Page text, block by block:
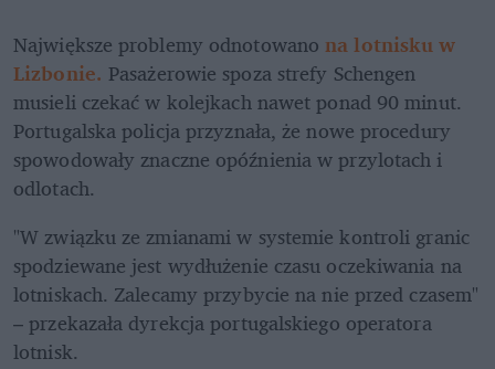
Największe problemy odnotowano na lotnisku w
Lizbonie. Pasażerowie spoza strefy Schengen
musieli czekać w kolejkach nawet ponad 90 minut.
Portugalska policja przyznała, że nowe procedury
spowodowały znaczne opóźnienia w przylotach i
odlotach.
"W związku ze zmianami w systemie kontroli granic
spodziewane jest wydłużenie czasu oczekiwania na
lotniskach. Zalecamy przybycie na nie przed czasem"
– przekazała dyrekcja portugalskiego operatora
lotnisk.